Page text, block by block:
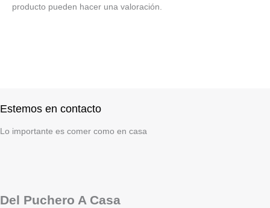
producto pueden hacer una valoración.
Estemos en contacto
Lo importante es comer como en casa
Del Puchero A Casa